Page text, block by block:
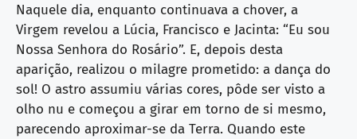
Naquele dia, enquanto continuava a chover, a
Virgem revelou a Lúcia, Francisco e Jacinta: “Eu sou
Nossa Senhora do Rosário”. E, depois desta
aparição, realizou o milagre prometido: a dança do
sol! O astro assumiu várias cores, pôde ser visto a
olho nu e começou a girar em torno de si mesmo,
parecendo aproximar-se da Terra. Quando este